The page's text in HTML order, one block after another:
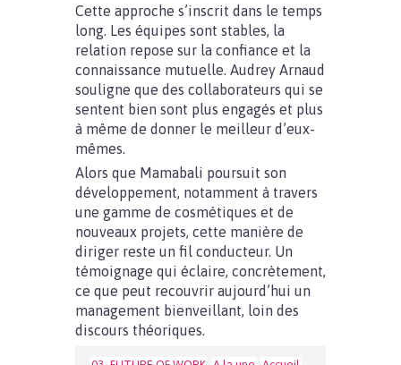
Cette approche s’inscrit dans le temps
long. Les équipes sont stables, la
relation repose sur la confiance et la
connaissance mutuelle. Audrey Arnaud
souligne que des collaborateurs qui se
sentent bien sont plus engagés et plus
à même de donner le meilleur d’eux-
mêmes.
Alors que Mamabali poursuit son
développement, notamment à travers
une gamme de cosmétiques et de
nouveaux projets, cette manière de
diriger reste un fil conducteur. Un
témoignage qui éclaire, concrètement,
ce que peut recouvrir aujourd’hui un
management bienveillant, loin des
discours théoriques.